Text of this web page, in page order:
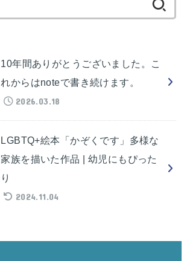
索:
10年間ありがとうございました。こ
れからはnoteで書き続けます。
2026.03.18
LGBTQ+絵本「かぞくです」多様な
家族を描いた作品 | 幼児にもぴった
り
2024.11.04